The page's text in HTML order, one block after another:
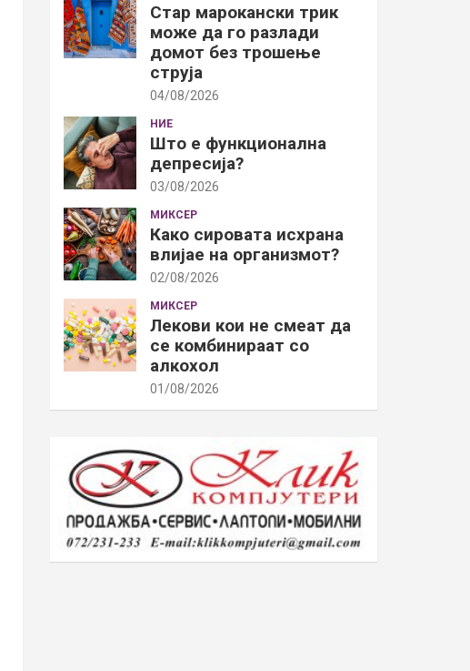
Стар марокански трик
може да го разлади
домот без трошење
струја
04/08/2026
НИЕ
Што е функционална
депресија?
03/08/2026
МИКСЕР
Како сировата исхрана
влијае на организмот?
02/08/2026
МИКСЕР
Лекови кои не смеат да
се комбинираат со
алкохол
01/08/2026